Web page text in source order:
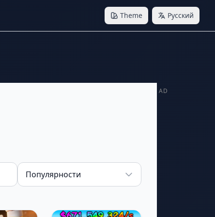
Theme Русский
Sort by
AD